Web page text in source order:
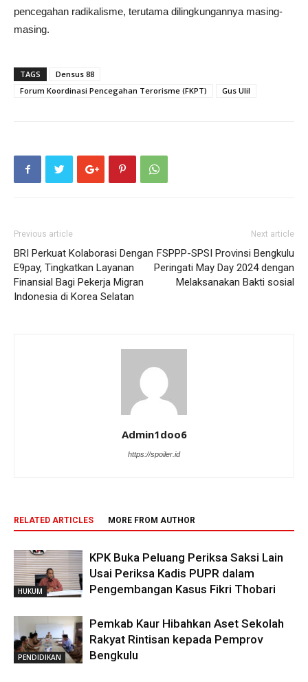
pencegahan radikalisme, terutama dilingkungannya masing-
masing.
TAGS
Densus 88
Forum Koordinasi Pencegahan Terorisme (FKPT)
Gus Ulil
Previous article
BRI Perkuat Kolaborasi Dengan
E9pay, Tingkatkan Layanan
Finansial Bagi Pekerja Migran
Indonesia di Korea Selatan
Next article
FSPPP-SPSI Provinsi Bengkulu
Peringati May Day 2024 dengan
Melaksanakan Bakti sosial
Admin1doo6
https://spoiler.id
RELATED ARTICLES MORE FROM AUTHOR
HUKUM
KPK Buka Peluang Periksa Saksi Lain
Usai Periksa Kadis PUPR dalam
Pengembangan Kasus Fikri Thobari
PENDIDIKAN
Pemkab Kaur Hibahkan Aset Sekolah
Rakyat Rintisan kepada Pemprov
Bengkulu